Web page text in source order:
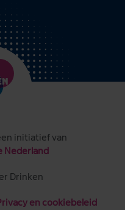
Drinken
initiatief van
Nederland
en cookiebeleid